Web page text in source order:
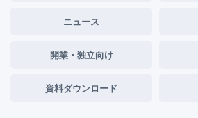
ニュース
開業・独立向け
資料ダウンロード